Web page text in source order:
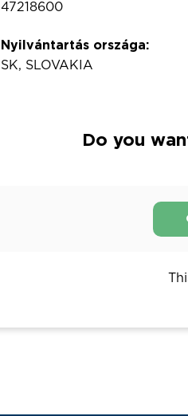
47218600
Nyilvántartás országa:
SK, SLOVAKIA
Do you